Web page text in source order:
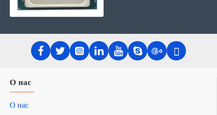
О нас
О нас